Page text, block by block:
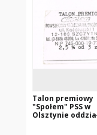
Talon premiowy
"Społem" PSS w
Olsztynie